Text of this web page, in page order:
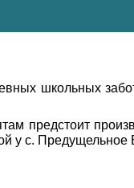
школьных
предстоит
у с. Предущельное